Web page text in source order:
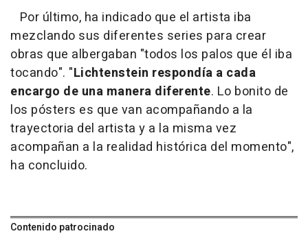
Por último, ha indicado que el artista iba
mezclando sus diferentes series para crear
obras que albergaban "todos los palos que él iba
tocando". "Lichtenstein respondía a cada
encargo de una manera diferente. Lo bonito de
los pósters es que van acompañando a la
trayectoria del artista y a la misma vez
acompañan a la realidad histórica del momento",
ha concluido.
Contenido patrocinado